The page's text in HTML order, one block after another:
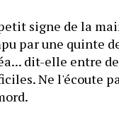
signe de la
dit-elle entre
Ne l'écoute